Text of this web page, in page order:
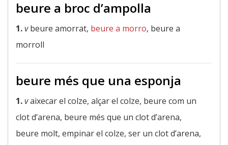
beure a broc d’ampolla
1.vbeure amorrat, beure a morro, beure a
morroll
beure més que una esponja
1.vaixecar el colze, alçar el colze, beure com un
clot d’arena, beure més que un clot d’arena,
beure molt, empinar el colze, ser un clot d’arena,